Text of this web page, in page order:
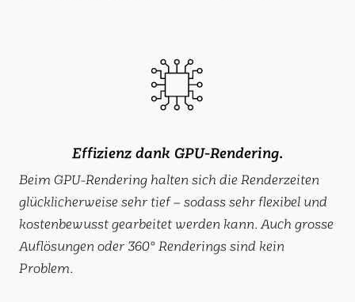
Effizienz dank GPU-Rendering.
Beim GPU-Rendering halten sich die Renderzeiten
glücklicherweise sehr tief – sodass sehr flexibel und
kostenbewusst gearbeitet werden kann. Auch grosse
Auflösungen oder 360° Renderings sind kein
Problem.